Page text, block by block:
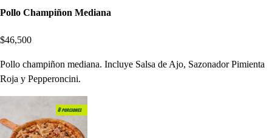
Pollo Champiñon Mediana
$46,500
Pollo champiñon mediana. Incluye Salsa de Ajo, Sazonador Pimienta
Roja y Pepperoncini.